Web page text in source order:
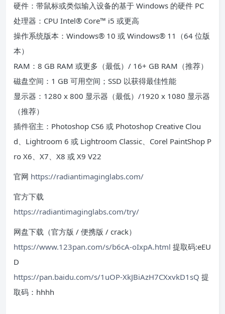
硬件：带鼠标或类似输入设备的基于 Windows 的硬件 PC
处理器：CPU Intel® Core™ i5 或更高
操作系统版本：Windows® 10 或 Windows® 11（64 位版
本）
RAM：8 GB RAM 或更多（最低）/ 16+ GB RAM（推荐）
磁盘空间：1 GB 可用空间；SSD 以获得最佳性能
显示器：1280 x 800 显示器（最低）/1920 x 1080 显示器
（推荐）
插件宿主：Photoshop CS6 或 Photoshop Creative Clou
d、Lightroom 6 或 Lightroom Classic、Corel PaintShop P
ro X6、X7、X8 或 X9 V22
官网 https://radiantimaginglabs.com/
官方下载
https://radiantimaginglabs.com/try/
网盘下载（官方版 / 便携版 / crack）
https://www.123pan.com/s/b6cA-oIxpA.html 提取码:eEU
D
https://pan.baidu.com/s/1uOP-XkJBiAzH7CXxvkD1sQ 提
取码：hhhh